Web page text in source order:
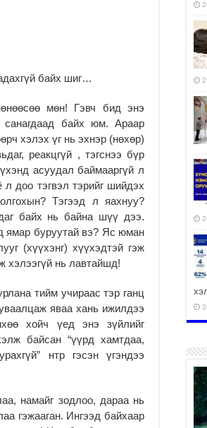
байх шиг…
мөн! Гэвч бид энэ
байх юм. Араар
хэлэх үг нь эхнэр (нөхөр)
реакцгүй , тэгснээ бүр
асуудал баймааргүй л
доо тэгвэл тэрийг шийдэх
Тэгээд л яахнуу?
байх нь байна шүү дээ.
ямар буруутай вэ? Яс юман
(хүүхэнг) хүүхэдтэй гэж
хэлээгүй нь лавтайшд!
тийм учираас тэр ганц
яваа хань ижилдээ
хойч үед энэ зүйлийг
байсан “үүрд хамтдаа,
нтр гэсэн үгэндээ
намайг зодлоо, дараа нь
гэжааган. Ингээд байхаар